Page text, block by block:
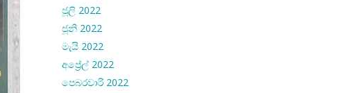
ජූලි 2022
ජූනි 2022
මැයි 2022
අප්‍රේල් 2022
පෙබරවාරි 2022